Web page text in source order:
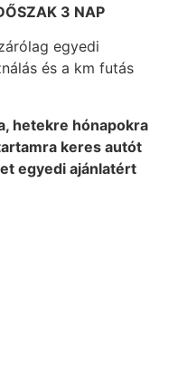
3 NAP
egyedi
és a km futás
hetekre hónapokra
keres autót
egyedi ajánlatért